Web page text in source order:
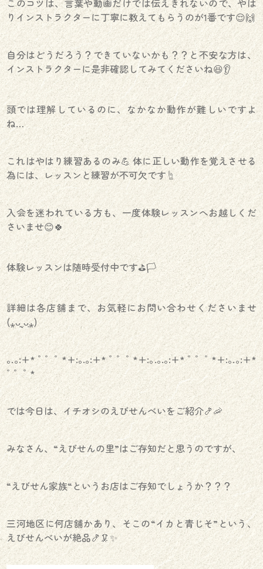
このコツは、言葉や動画だけでは伝えきれないので、やは
りインストラクターに丁寧に教えてもらうのが1番です😌🙌
自分はどうだろう？できていないかも？？と不安な方は、
インストラクターに是非確認してみてくださいね😆👂
頭では理解しているのに、なかなか動作が難しいですよ
ね…
これはやはり練習あるのみ💪 体に正しい動作を覚えさせる
為には、レッスンと練習が不可欠です☝️
入会を迷われている方も、一度体験レッスンへお越しくだ
さいませ😊🍀
体験レッスンは随時受付中です⛳️🏳️
詳細は各店舗まで、お気軽にお問い合わせくださいませ
(⁎ᴗ͈ˬᴗ͈⁎)
｡.｡:+* ﾟ ゜ﾟ *+:｡.｡:+* ﾟ ゜ﾟ *+:｡.｡.｡:+* ﾟ ゜ﾟ *+:｡.｡:+*
ﾟ ゜ﾟ *
では今日は、イチオシのえびせんべいをご紹介🍤🦐
みなさん、“えびせんの里”はご存知だと思うのですが、
“えびせん家族“というお店はご存知でしょうか？？？
三河地区に何店舗かあり、そこの“イカと青じそ”という、
えびせんべいが絶品🍤🦑✨️